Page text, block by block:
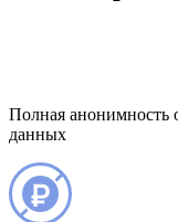
Полная анонимность
данных